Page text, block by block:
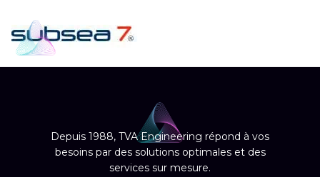
Depuis 1988, TVA Engineering répond à vos
besoins par des solutions optimales et des
services sur mesure.